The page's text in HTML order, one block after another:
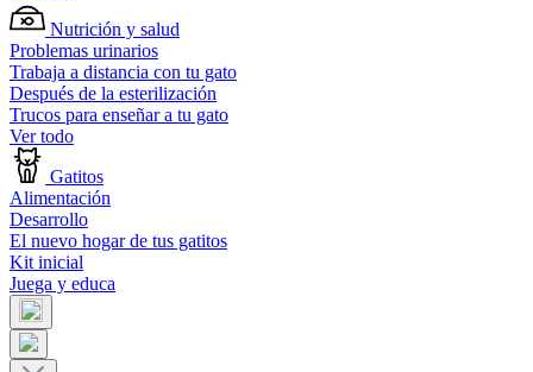
Nutrición y salud
Problemas urinarios
Trabaja a distancia con tu gato
Después de la esterilización
Trucos para enseñar a tu gato
Ver todo
Gatitos
Alimentación
Desarrollo
El nuevo hogar de tus gatitos
Kit inicial
Juega y educa